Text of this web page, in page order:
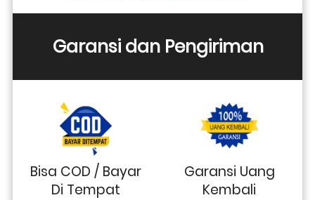
Garansi dan Pengiriman
Bisa COD / Bayar
Di Tempat
Garansi Uang
Kembali